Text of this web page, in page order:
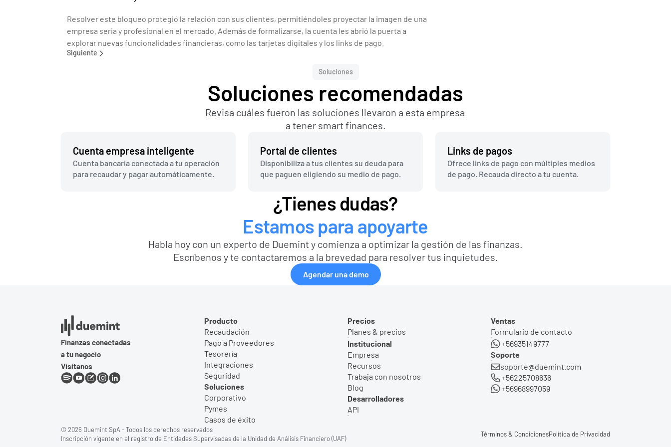
Resolver este bloqueo protegió la relación con sus clientes, permitiéndoles proyectar la imagen de una
empresa seria y profesional en el mercado. Además de formalizarse, la cuenta les abrió la puerta a
explorar nuevas funcionalidades financieras, como las tarjetas digitales y los links de pago.
Siguiente
Soluciones
Soluciones recomendadas
Revisa cuáles fueron las soluciones llevaron a esta empresa
a tener smart finances.
Cuenta empresa inteligente
Cuenta bancaria conectada a tu operación
para recaudar y pagar automáticamente.
Portal de clientes
Disponibiliza a tus clientes su deuda para
que paguen eligiendo su medio de pago.
Links de pagos
Ofrece links de pago con múltiples medios
de pago. Recauda directo a tu cuenta.
¿Tienes dudas?
Estamos para apoyarte
Habla hoy con un experto de Duemint y comienza a optimizar la gestión de las finanzas.
Escríbenos y te contactaremos a la brevedad para resolver tus inquietudes.
Agendar una demo
Finanzas conectadas
a tu negocio
Visítanos
Producto
Recaudación
Pago a Proveedores
Tesorería
Integraciones
Seguridad
Soluciones
Corporativo
Pymes
Casos de éxito
Precios
Planes & precios
Institucional
Empresa
Recursos
Trabaja con nosotros
Blog
Desarrolladores
API
Ventas
Formulario de contacto
+56935149777
Soporte
soporte@duemint.com
+56225708636
+56968997059
© 2026 Duemint SpA - Todos los derechos reservados
Inscripción vigente en el registro de Entidades Supervisadas de la Unidad de Análisis Financiero (UAF)
Términos & CondicionesPolítica de Privacidad